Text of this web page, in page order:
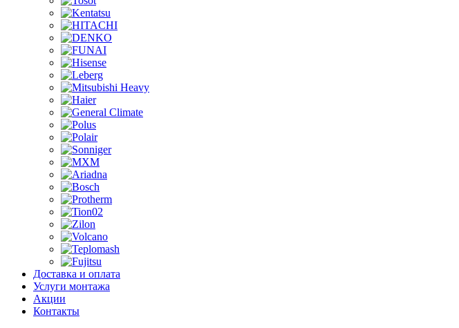
Доставка и оплата
Услуги монтажа
Акции
Контакты